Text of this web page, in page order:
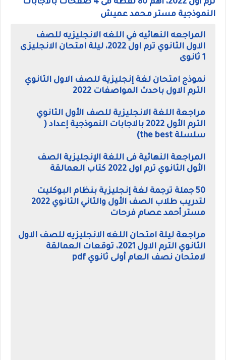
ترم أول 2022، اهم 80 نقطه فى 4 صفحات بالاجابات
النموذجية مستر محمد عميش
المراجعه النهائيه في اللغه الانجليزيه للصف
الاول الثانوي ترم اول 2022، ليلة امتحان الانجليزى
1 ثانوى
نموذج امتحان لغة إنجليزية للصف الاول الثانوي
الترم الاول باحدث المواصفات 2022
مراجعة اللغة الانجليزية للصف الأول الثانوي
الترم الأول 2022 بالاجابات النموذجية إعداد (
سلسلة the best)
المراجعة النهائية فى اللغة الإنجليزية الصف
الأول الثانوي ترم اول 2022 كتاب العمالقة
50 جملة ترجمة لغة إنجليزية بنظام البوكليت
لتدريب طلاب الصف الأول والثاني الثانوي 2022
مستر أحمد عصام فرحات
مراجعة ليلة امتحان اللغه الانجليزيه للصف الاول
الثانوي الترم الاول 2021، توقعات العمالقة
لامتحان نصف العام أولى ثانوي pdf